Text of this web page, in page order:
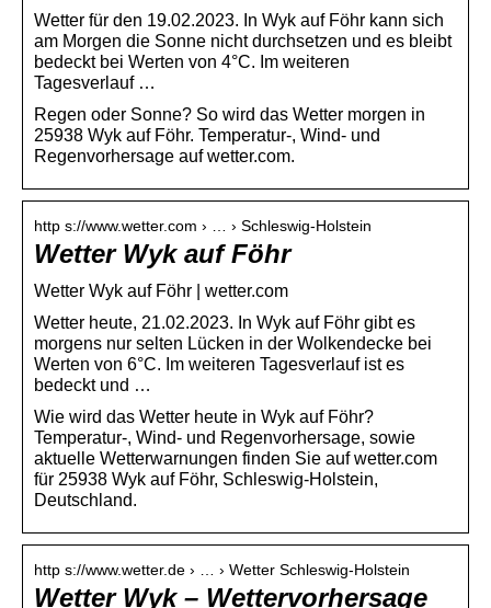
Wetter für den 19.02.2023. In Wyk auf Föhr kann sich
am Morgen die Sonne nicht durchsetzen und es bleibt
bedeckt bei Werten von 4°C. Im weiteren
Tagesverlauf …
Regen oder Sonne? So wird das Wetter morgen in
25938 Wyk auf Föhr. Temperatur-, Wind- und
Regenvorhersage auf wetter.com.
http s://www.wetter.com › … › Schleswig-Holstein
Wetter Wyk auf Föhr
Wetter Wyk auf Föhr | wetter.com
Wetter heute, 21.02.2023. In Wyk auf Föhr gibt es
morgens nur selten Lücken in der Wolkendecke bei
Werten von 6°C. Im weiteren Tagesverlauf ist es
bedeckt und …
Wie wird das Wetter heute in Wyk auf Föhr?
Temperatur-, Wind- und Regenvorhersage, sowie
aktuelle Wetterwarnungen finden Sie auf wetter.com
für 25938 Wyk auf Föhr, Schleswig-Holstein,
Deutschland.
http s://www.wetter.de › … › Wetter Schleswig-Holstein
Wetter Wyk – Wettervorhersage